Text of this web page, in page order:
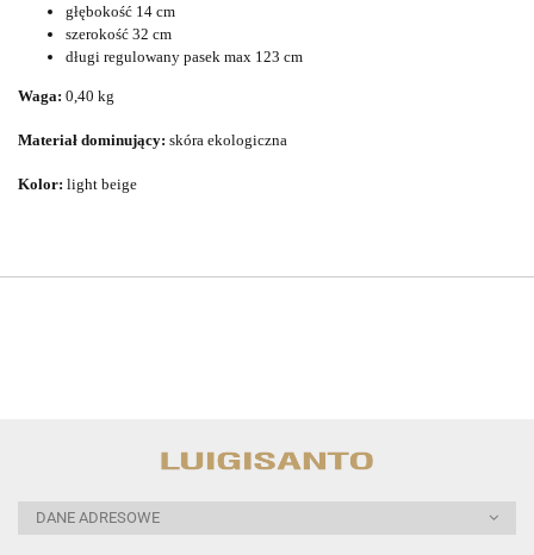
głębokość 14 cm
szerokość 32 cm
długi regulowany pasek max 123 cm
Waga: 0,40 kg
Materiał dominujący: skóra ekologiczna
Kolor: light beige
DANE ADRESOWE